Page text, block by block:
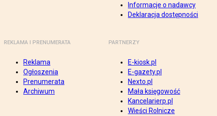
Informacje o nadawcy
Deklaracja dostępności
REKLAMA I PRENUMERATA
Reklama
Ogłoszenia
Prenumerata
Archiwum
PARTNERZY
E-kiosk.pl
E-gazety.pl
Nexto.pl
Mała księgowość
Kancelarierp.pl
Wieści Rolnicze